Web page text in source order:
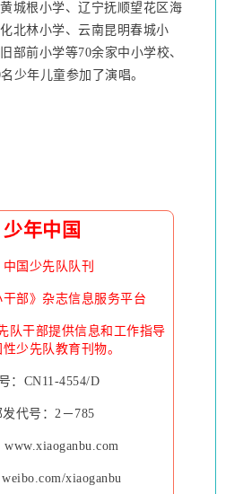
城根小学、辽宁抚顺望花区海
北林小学、云南昆明春城小
部前小学等70余家中小学校、
少年儿童参加了演唱。
少年中国
中国少先队队刊
干部》杂志信息服务平台
队干部提供信息和工作指导
少先队教育刊物。
：CN11-4554/D
发代号：2－785
www.xiaoganbu.com
xiaoganbu